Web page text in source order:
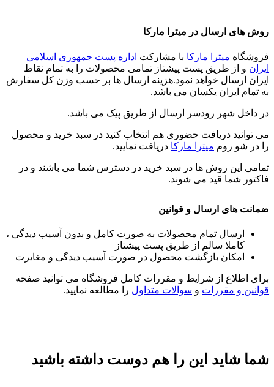
روش های ارسال در میترا مارکا
فروشگاه میترا مارکا با مشارکت اداره پست جمهوری اسلامی
ایران و از طریق پست پیشتاز تمامی محصولات را به تمام نقاط
ایران ارسال خواهد نمود.هزینه ارسال ها بر حسب وزن کل سفارش
به تمام ایران یکسان می باشد.
در داخل شهر رودسر ارسال از طریق پیک می باشد.
می توانید دریافت حضوری هم انتخاب کنید در سبد خرید و محصول
را در شو روم میترا مارکا دریافت نمایید.
تمامی این روش ها در سبد خرید در دسترس شما می باشند و در
فاکتور شما قید می شوند.
ضمانت های ارسال و قوانین
ارسال تمام محصولات به صورت کامل و بدون آسیب دیدگی ،
کاملا سالم از طریق پست پیشتاز
امکان بازگشت محصول در صورت آسیب دیدگی و مغایرت
برای اطلاع از شرایط و مقررات کامل فروشگاه می توانید صفحه
قوانین و مقررات و سوالات متداول را مطالعه نمایید.
شما شاید این را هم دوست داشته باشید